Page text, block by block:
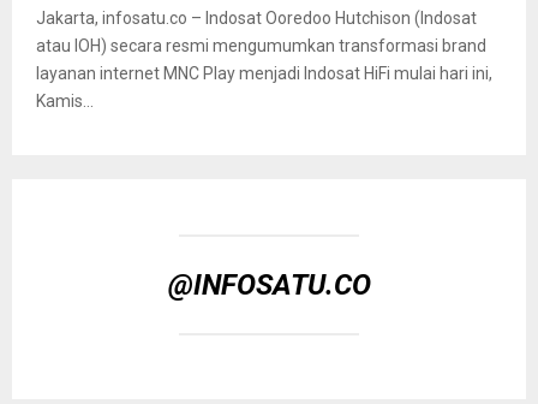
Jakarta, infosatu.co – Indosat Ooredoo Hutchison (Indosat
atau IOH) secara resmi mengumumkan transformasi brand
layanan internet MNC Play menjadi Indosat HiFi mulai hari ini,
Kamis...
@INFOSATU.CO